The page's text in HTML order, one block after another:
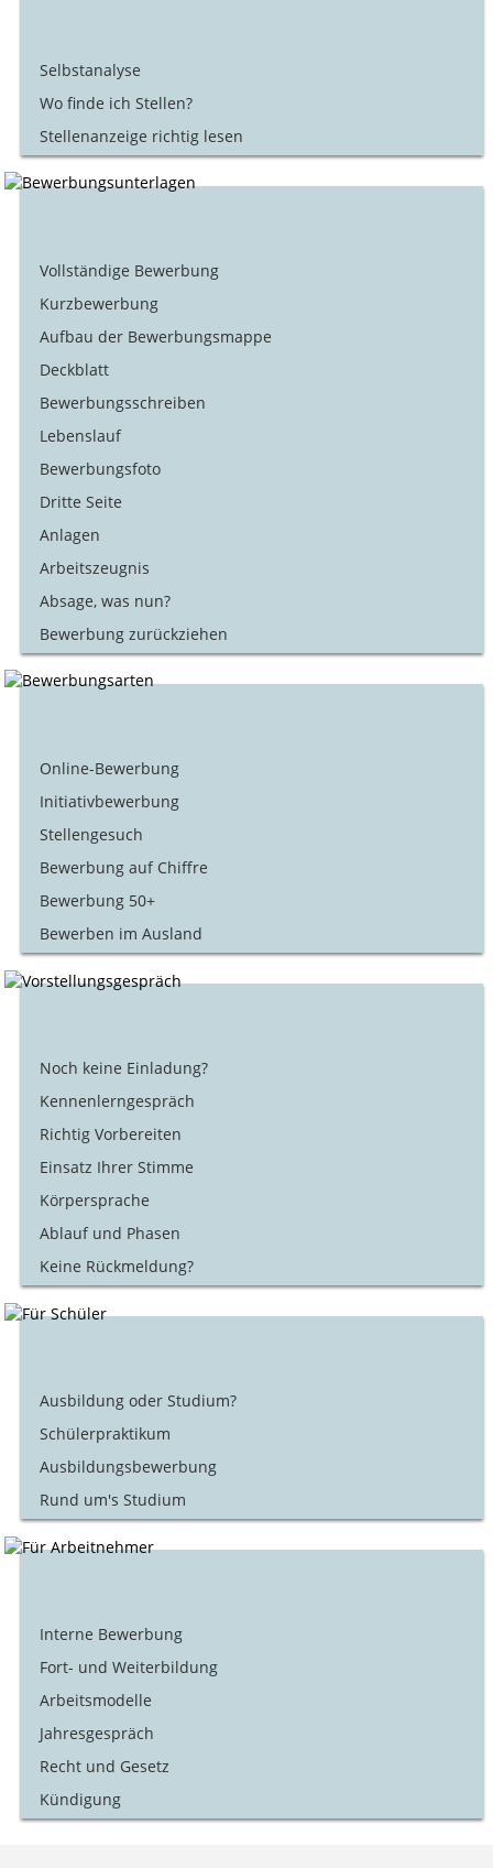
Selbstanalyse
Wo finde ich Stellen?
Stellenanzeige richtig lesen
Vollständige Bewerbung
Kurzbewerbung
Aufbau der Bewerbungsmappe
Deckblatt
Bewerbungsschreiben
Lebenslauf
Bewerbungsfoto
Dritte Seite
Anlagen
Arbeitszeugnis
Absage, was nun?
Bewerbung zurückziehen
Online-Bewerbung
Initiativbewerbung
Stellengesuch
Bewerbung auf Chiffre
Bewerbung 50+
Bewerben im Ausland
Noch keine Einladung?
Kennenlerngespräch
Richtig Vorbereiten
Einsatz Ihrer Stimme
Körpersprache
Ablauf und Phasen
Keine Rückmeldung?
Ausbildung oder Studium?
Schülerpraktikum
Ausbildungsbewerbung
Rund um's Studium
Interne Bewerbung
Fort- und Weiterbildung
Arbeitsmodelle
Jahresgespräch
Recht und Gesetz
Kündigung